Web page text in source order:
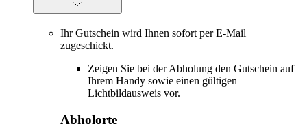
Ihr Gutschein wird Ihnen sofort per E-Mail
zugeschickt.
Zeigen Sie bei der Abholung den Gutschein auf
Ihrem Handy sowie einen gültigen
Lichtbildausweis vor.
Abholorte